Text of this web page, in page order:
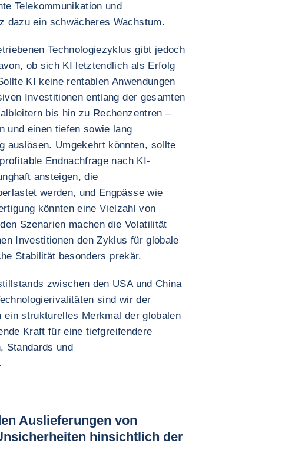
Telekommunikation und
dazu ein schwächeres Wachstum.
Technologiezyklus gibt jedoch
ob sich KI letztendlich als Erfolg
KI keine rentablen Anwendungen
Investitionen entlang der gesamten
bis hin zu Rechenzentren –
und einen tiefen sowie lang
auslösen. Umgekehrt könnten, sollte
Endnachfrage nach KI-
ansteigen, die
werden, und Engpässe wie
könnten eine Vielzahl von
Szenarien machen die Volatilität
Investitionen den Zyklus für globale
Stabilität besonders prekär.
zwischen den USA und China
sind wir der
ein strukturelles Merkmal der globalen
Kraft für eine tiefgreifendere
Standards und
Auslieferungen von
hinsichtlich der